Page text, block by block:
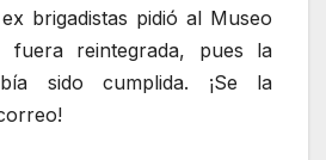
brigadistas pidió al Museo
fuera reintegrada, pues la
sido cumplida. ¡Se la